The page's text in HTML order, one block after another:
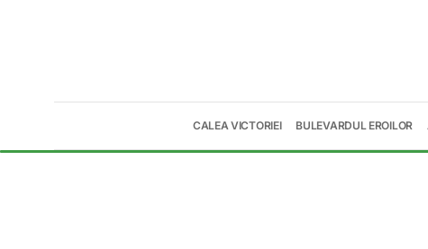
CALEA VICTORIEI BULEVARDUL EROILOR